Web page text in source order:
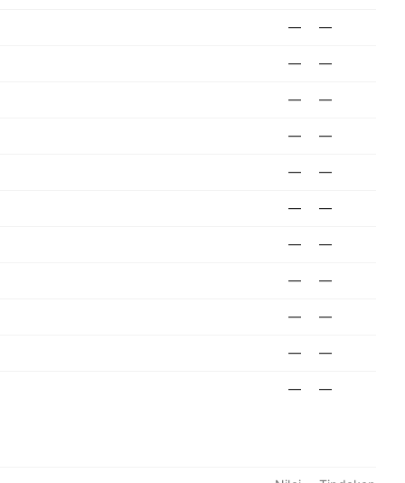
— —
— —
— —
— —
— —
— —
— —
— —
— —
— —
— —